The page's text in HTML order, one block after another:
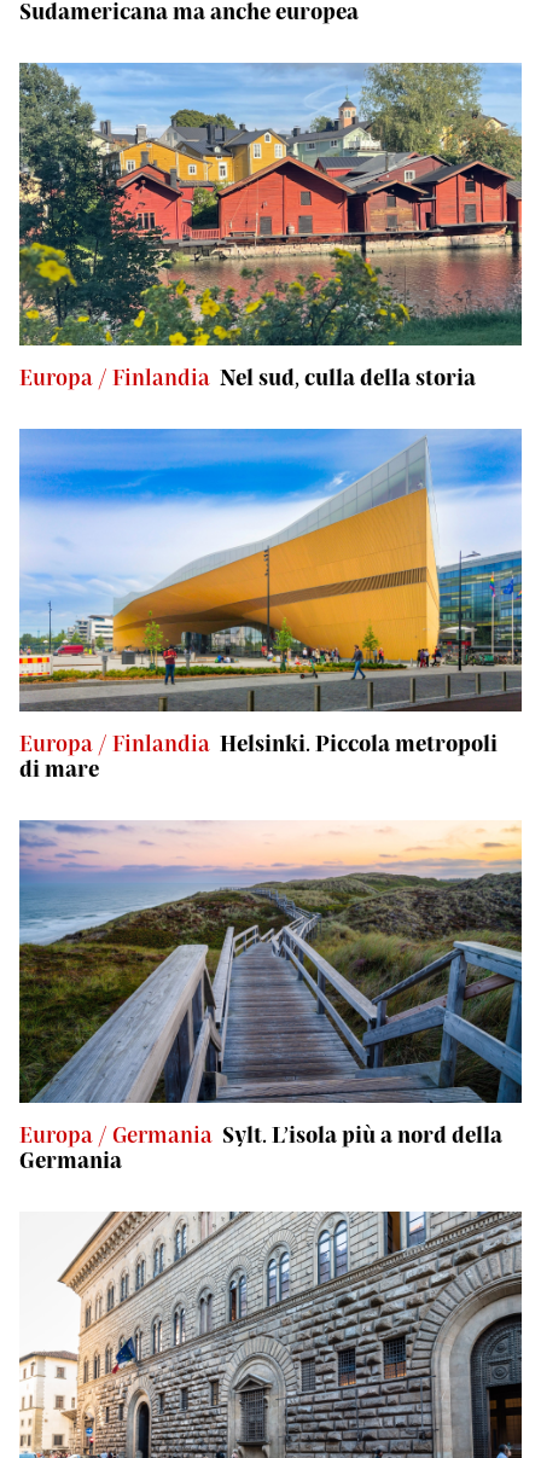
Sudamericana ma anche europea
Europa / Finlandia Nel sud, culla della storia
Europa / Finlandia Helsinki. Piccola metropoli
di mare
Europa / Germania Sylt. L’isola più a nord della
Germania